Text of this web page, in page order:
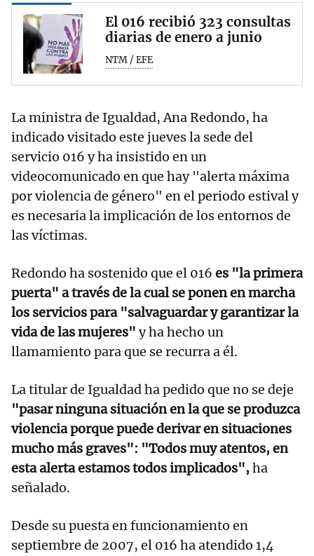
El 016 recibió 323 consultas
diarias de enero a junio
NTM / EFE
La ministra de Igualdad, Ana Redondo, ha
indicado visitado este jueves la sede del
servicio 016 y ha insistido en un
videocomunicado en que hay "alerta máxima
por violencia de género" en el periodo estival y
es necesaria la implicación de los entornos de
las víctimas.
Redondo ha sostenido que el 016 es "la primera
puerta" a través de la cual se ponen en marcha
los servicios para "salvaguardar y garantizar la
vida de las mujeres" y ha hecho un
llamamiento para que se recurra a él.
La titular de Igualdad ha pedido que no se deje
"pasar ninguna situación en la que se produzca
violencia porque puede derivar en situaciones
mucho más graves": "Todos muy atentos, en
esta alerta estamos todos implicados",ha
señalado.
Desde su puesta en funcionamiento en
septiembre de 2007, el 016 ha atendido 1,4